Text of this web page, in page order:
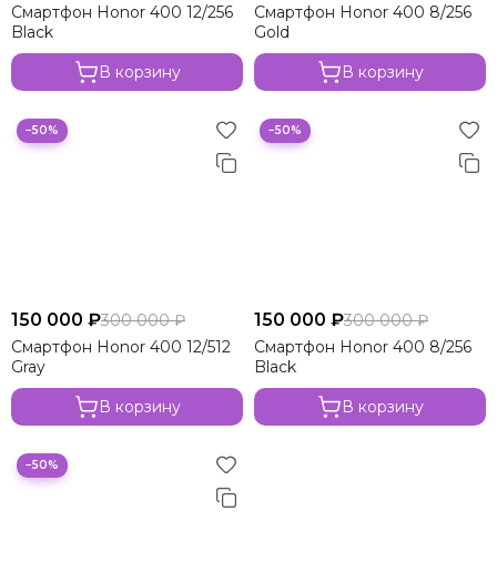
Смартфон Honor 400 12/256
Black
В корзину
Смартфон Honor 400 8/256
Gold
В корзину
−50%
150 000 ₽300 000 ₽
Смартфон Honor 400 12/512
Gray
В корзину
−50%
150 000 ₽300 000 ₽
Смартфон Honor 400 8/256
Black
В корзину
−50%